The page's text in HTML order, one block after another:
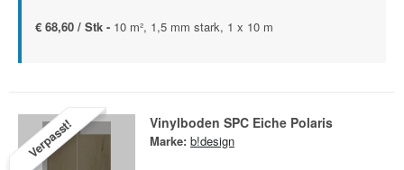
€ 68,60 / Stk - 10 m², 1,5 mm stark, 1 x 10 m
Verpasst! Vinylboden SPC Eiche Polaris
Marke: b!design